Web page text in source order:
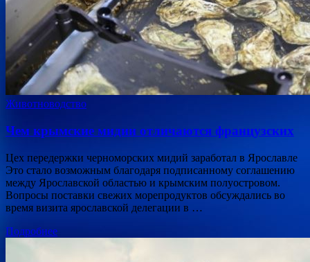
Животноводство
Чем крымские мидии отличаются французских
Цех передержки черноморских мидий заработал в Ярославле
Это стало возможным благодаря подписанному соглашению
между Ярославской областью и крымским полуостровом.
Вопросы поставки свежих морепродуктов обсуждались во
время визита ярославской делегации в …
Подробнее